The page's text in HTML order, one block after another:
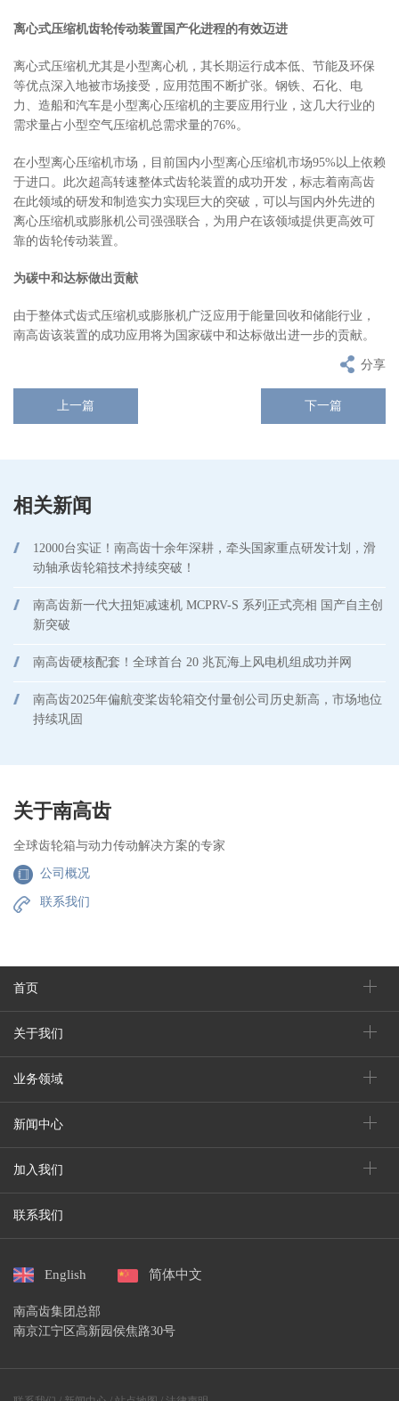
离心式压缩机齿轮传动装置国产化进程的有效迈进
离心式压缩机尤其是小型离心机，其长期运行成本低、节能及环保
等优点深入地被市场接受，应用范围不断扩张。钢铁、石化、电
力、造船和汽车是小型离心压缩机的主要应用行业，这几大行业的
需求量占小型空气压缩机总需求量的76%。
在小型离心压缩机市场，目前国内小型离心压缩机市场95%以上依赖
于进口。此次超高转速整体式齿轮装置的成功开发，标志着南高齿
在此领域的研发和制造实力实现巨大的突破，可以与国内外先进的
离心压缩机或膨胀机公司强强联合，为用户在该领域提供更高效可
靠的齿轮传动装置。
为碳中和达标做出贡献
由于整体式齿式压缩机或膨胀机广泛应用于能量回收和储能行业，
南高齿该装置的成功应用将为国家碳中和达标做出进一步的贡献。
分享
上一篇 下一篇
相关新闻
12000台实证！南高齿十余年深耕，牵头国家重点研发计划，滑
动轴承齿轮箱技术持续突破！
南高齿新一代大扭矩减速机 MCPRV-S 系列正式亮相 国产自主创
新突破
南高齿硬核配套！全球首台 20 兆瓦海上风电机组成功并网
南高齿2025年偏航变桨齿轮箱交付量创公司历史新高，市场地位
持续巩固
关于南高齿
全球齿轮箱与动力传动解决方案的专家
公司概况
联系我们
首页
关于我们
业务领域
新闻中心
加入我们
联系我们
English 简体中文
南高齿集团总部
南京江宁区高新园侯焦路30号